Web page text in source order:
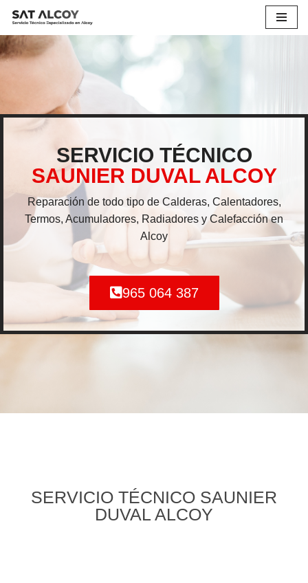
Saltar
al
SERVICIO TÉCNICO
SAUNIER DUVAL ALCOY
Reparación de todo tipo de Calderas, Calentadores,
Termos, Acumuladores, Radiadores y Calefacción en
Alcoy
965 064 387
SERVICIO TÉCNICO SAUNIER
DUVAL ALCOY